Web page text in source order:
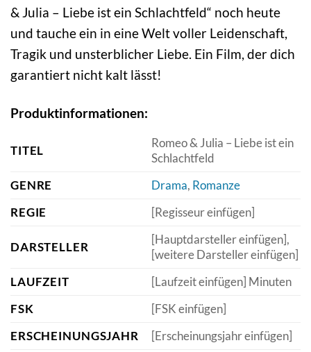
& Julia – Liebe ist ein Schlachtfeld“ noch heute
und tauche ein in eine Welt voller Leidenschaft,
Tragik und unsterblicher Liebe. Ein Film, der dich
garantiert nicht kalt lässt!
Produktinformationen:
TITEL
Romeo & Julia – Liebe ist ein
Schlachtfeld
GENRE
Drama, Romanze
REGIE
[Regisseur einfügen]
DARSTELLER
[Hauptdarsteller einfügen],
[weitere Darsteller einfügen]
LAUFZEIT
[Laufzeit einfügen] Minuten
FSK
[FSK einfügen]
ERSCHEINUNGSJAHR
[Erscheinungsjahr einfügen]